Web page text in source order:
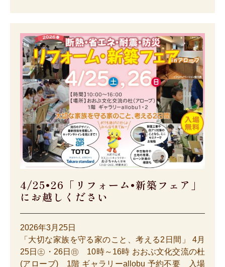
4/25•26「リフォーム•新築フェア」
にお越しください
2026年3月25日
「大切な家族を守る家のこと、考える2日間」 4月
25日㊏・26日㊐ 10時～16時 おおぶ文化交流の杜
(アローブ) 1階 ギャラリーallobu 予約不要 入場